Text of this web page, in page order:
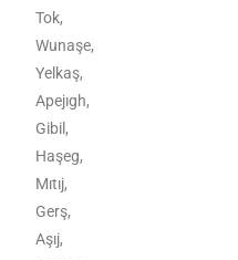
Tok,
Wunaşe,
Yelkaş,
Apejıgh,
Gibil,
Haşeg,
Mıtıj,
Gerş,
Aşıj,